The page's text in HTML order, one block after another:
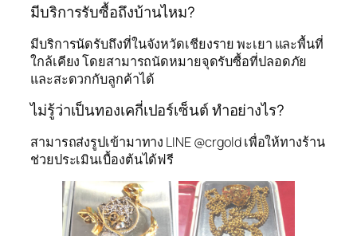
มีบริการรับซื้อถึงบ้านไหม?
มีบริการนัดรับถึงที่ในจังหวัดเชียงราย พะเยา และพื้นที่
ใกล้เคียง โดยสามารถนัดหมายจุดรับซื้อที่ปลอดภัย
และสะดวกกับลูกค้าได้
ไม่รู้ว่าเป็นทองเคกี่เปอร์เซ็นต์ ทำอย่างไร?
สามารถส่งรูปเข้ามาทาง LINE @crgold เพื่อให้ทางร้าน
ช่วยประเมินเบื้องต้นได้ฟรี